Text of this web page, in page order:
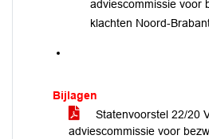
adviescommissie voor
klachten Noord-
Bijlagen
Statenvoorstel 22/20
adviescommissie voor